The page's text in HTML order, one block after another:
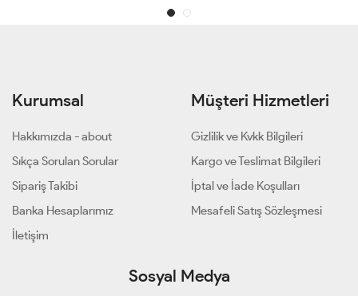
Kurumsal
Hakkımızda - about
Sıkça Sorulan Sorular
Sipariş Takibi
Banka Hesaplarımız
İletişim
Müşteri Hizmetleri
Gizlilik ve Kvkk Bilgileri
Kargo ve Teslimat Bilgileri
İptal ve İade Koşulları
Mesafeli Satış Sözleşmesi
Sosyal Medya